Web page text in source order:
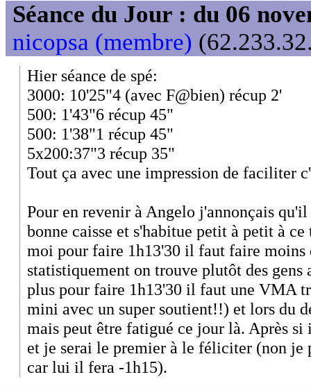
Séance du Jour : du 06
nicopsa (membre)
Hier séance de spé:
3000: 10'25"4 (avec F@bien) récup 2'
500: 1'43"6 récup 45"
500: 1'38"1 récup 45"
5x200:37"3 récup 35"
Tout ça avec une impression de faciliter
Pour en revenir à Angelo j'annonçais
bonne caisse et s'habitue petit à petit à
moi pour faire 1h13'30 il faut faire moins
statistiquement on trouve plutôt des gens
plus pour faire 1h13'30 il faut une VMA
mini avec un super soutient!!) et lors du
mais peut être fatigué ce jour là. Après si
et je serai le premier à le féliciter (non je
car lui il fera -1h15).